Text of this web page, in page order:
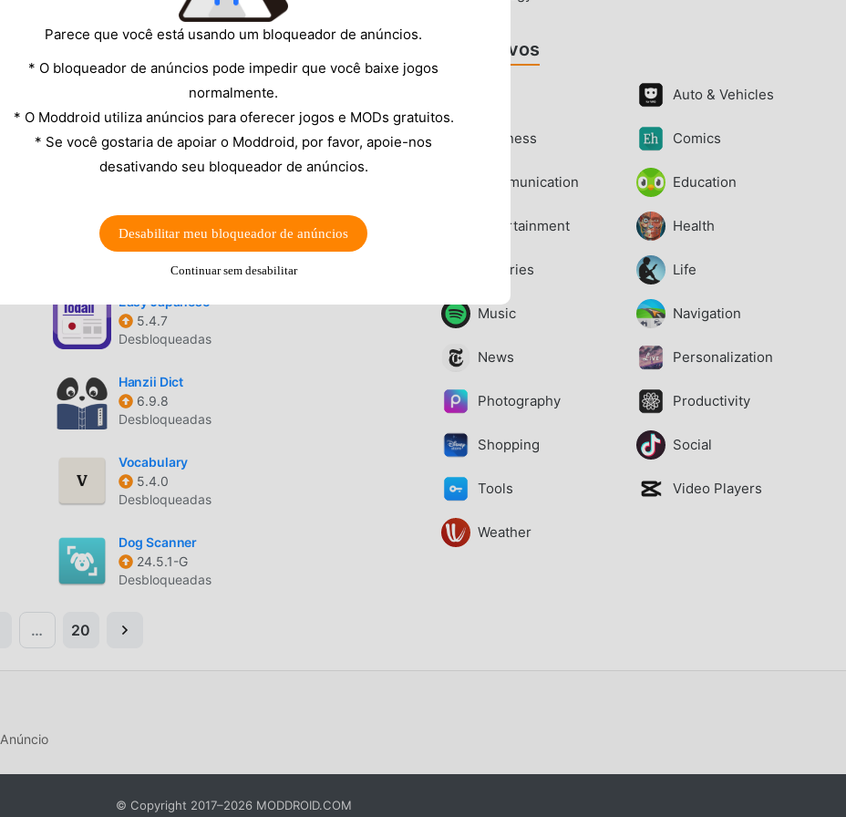
Desbloqueadas
Busuu
32.34.0(1608463)
Premium Unlocked, Extra Mod
qlango
5.0.8
7.9
Easy Japanese
5.4.7
Desbloqueadas
Hanzii Dict
6.9.8
Desbloqueadas
Vocabulary
5.4.0
Desbloqueadas
Dog Scanner
24.5.1-G
Desbloqueadas
… 20
Aplicativos
Auto & Vehicles
Business Comics
Communication Education
Entertainment Health
Libraries Life
Music Navigation
News Personalization
Photography Productivity
Shopping Social
Tools Video Players
Weather
Anúncio
© Copyright 2017–2026 MODDROID.COM
Parece que você está usando um bloqueador de anúncios.
* O bloqueador de anúncios pode impedir que você baixe jogos
normalmente.
* O Moddroid utiliza anúncios para oferecer jogos e MODs gratuitos.
* Se você gostaria de apoiar o Moddroid, por favor, apoie-nos
desativando seu bloqueador de anúncios.
Desabilitar meu bloqueador de anúncios
Continuar sem desabilitar